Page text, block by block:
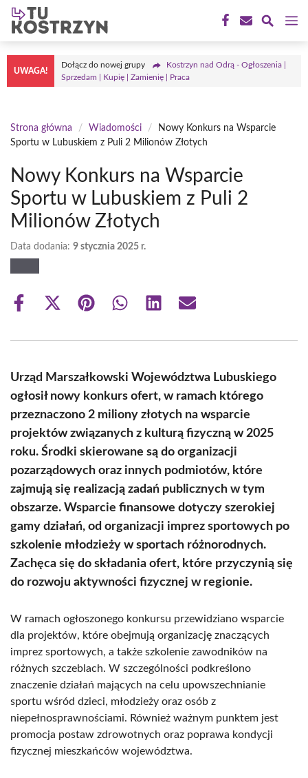
Przejdź
treści
UWAGA!
Dołącz do nowej grupy
Kostrzyn nad Odrą - Ogłoszenia |
Sprzedam | Kupię | Zamienię | Praca
Strona główna / Wiadomości /
Nowy Konkurs na Wsparcie
Sportu w Lubuskiem z Puli 2 Milionów Złotych
Nowy Konkurs na Wsparcie
Sportu w Lubuskiem z Puli 2
Milionów Złotych
Data dodania: 9 stycznia 2025 r.
Share
Share
(Twitter)
Share Share Share Share
Urząd Marszałkowski Województwa Lubuskiego
ogłosił nowy konkurs ofert, w ramach którego
przeznaczono 2 miliony złotych na wsparcie
projektów związanych z kulturą fizyczną w 2025
roku. Środki skierowane są do organizacji
pozarządowych oraz innych podmiotów, które
zajmują się realizacją zadań publicznych w tym
obszarze. Wsparcie finansowe dotyczy szerokiej
gamy działań, od organizacji imprez sportowych po
szkolenie młodzieży w sportach różnorodnych.
Zachęca się do składania ofert, które przyczynią się
do rozwoju aktywności fizycznej w regionie.
W ramach ogłoszonego konkursu przewidziano wsparcie
dla projektów, które obejmują organizację znaczących
imprez sportowych, a także szkolenie zawodników na
różnych szczeblach. W szczególności podkreślono
znaczenie działań mających na celu upowszechnianie
sportu wśród dzieci, młodzieży oraz osób z
niepełnosprawnościami. Również ważnym punktem jest
promocja postaw zdrowotnych oraz poprawa kondycji
fizycznej mieszkańców województwa.